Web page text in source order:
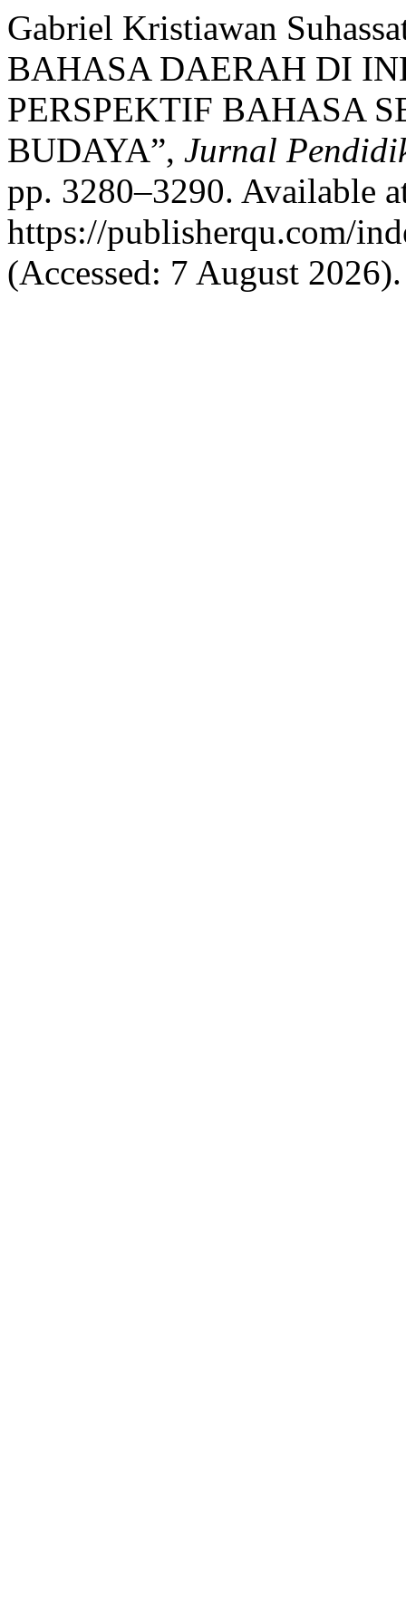
Gabriel Kristiawan
BAHASA DAERAH DI
PERSPEKTIF BAHASA
BUDAYA”, Jurnal
pp. 3280–3290. Available
https://publisherqu.com/
(Accessed: 7 August 2026).